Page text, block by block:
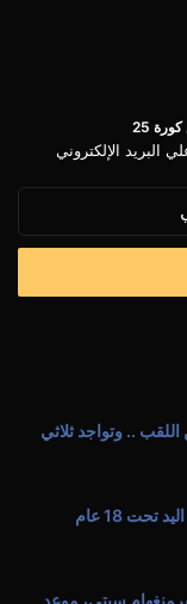
25
البريد الإلكتروني
.. وتواجد ثلاثي
نتيجة مباراة مصر والصين فى كأس العالم لكرة اليد تحت 18 عام
برمنغهام سيتى، موعد